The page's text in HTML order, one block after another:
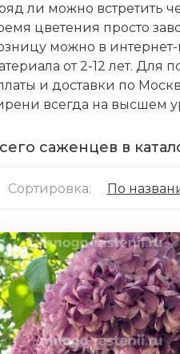
ли можно встретить
цветения просто
можно в
от 2-12 лет. Для
и доставки по
всегда на высшем
саженцев в
Сортировка: По